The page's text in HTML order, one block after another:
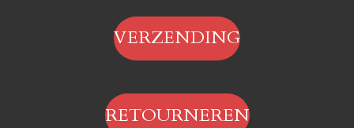
VERZENDING
RETOURNEREN